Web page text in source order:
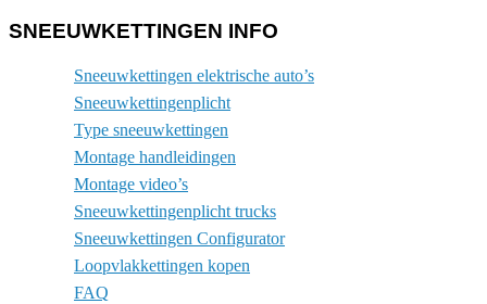
SNEEUWKETTINGEN INFO
Sneeuwkettingen elektrische auto’s
Sneeuwkettingenplicht
Type sneeuwkettingen
Montage handleidingen
Montage video’s
Sneeuwkettingenplicht trucks
Sneeuwkettingen Configurator
Loopvlakkettingen kopen
FAQ